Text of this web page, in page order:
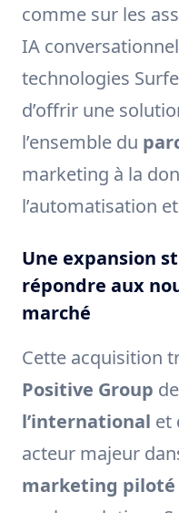
comme sur les
IA
technologies
d’offrir une
l’ensemble du
marketing à la
l’automatisation
Une expansion
répondre aux
marché
Cette acquisition
Positive Group de
l’international et
acteur majeur
marketing piloté